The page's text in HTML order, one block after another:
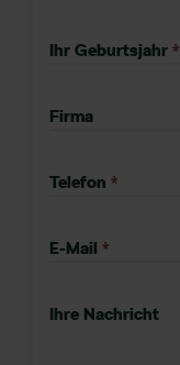
Ihr Geburtsjahr *
Firma
Telefon *
E-Mail *
Ihre Nachricht